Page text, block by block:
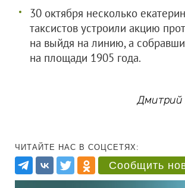
30 октября несколько
таксистов устроили акцию
на выйдя на линию, а
на площади 1905 года.
Дмитрий
ЧИТАЙТЕ НАС В СОЦСЕТЯХ:
Сообщить